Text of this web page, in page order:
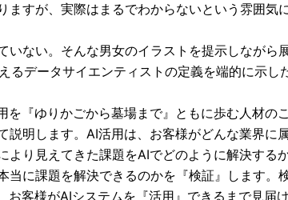
すが、実際はまるでわからないという雰囲気
いない。そんな男女のイラストを提示しなが
データサイエンティストの定義を端的に示した
を『ゆりかごから墓場まで』ともに歩む人材の
説明します。AI活用は、お客様がどんな業界に
より見えてきた課題をAIでどのように解決する
当に課題を解決できるのかを『検証』します
お客様がAIシステムを『活用』できるまで見届